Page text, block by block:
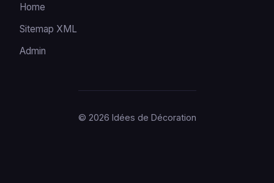
Home
Sitemap XML
Admin
© 2026 Idées de Décoration